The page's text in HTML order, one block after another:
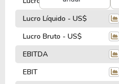
está listada no setor de
na indústria deSeguro
Acidentes)
Nos últimos 12 meses a
faturamento de $ 419,30
Lucro Líquido - US$
Lucro Bruto - US$
EBITDA
EBIT